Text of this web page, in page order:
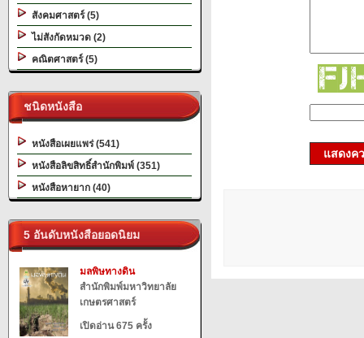
สังคมศาสตร์ (5)
ไม่สังกัดหมวด (2)
คณิตศาสตร์ (5)
ชนิดหนังสือ
หนังสือเผยแพร่ (541)
หนังสือลิขสิทธิ์สำนักพิมพ์ (351)
หนังสือหายาก (40)
5 อันดับหนังสือยอดนิยม
มลพิษทางดิน
สำนักพิมพ์มหาวิทยาลัย
เกษตรศาสตร์
เปิดอ่าน 675 ครั้ง
แสดงค